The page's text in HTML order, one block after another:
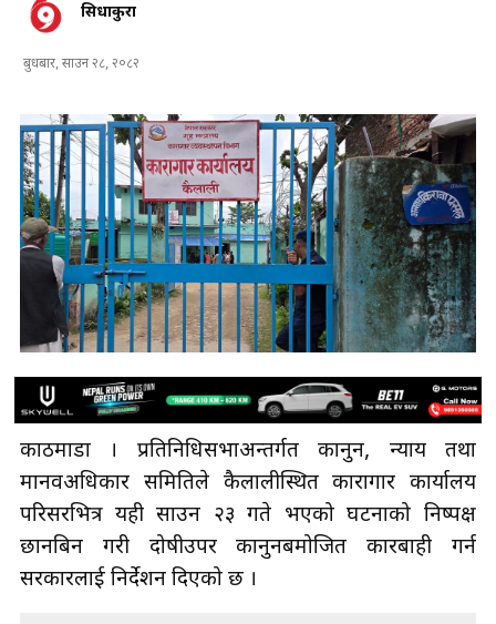
सिधाकुरा
बुधबार, साउन २८, २०८२
काठमाडौँ । प्रतिनिधिसभाअन्तर्गत कानुन, न्याय तथा
मानवअधिकार समितिले कैलालीस्थित कारागार कार्यालय
परिसरभित्र यही साउन २३ गते भएको घटनाको निष्पक्ष
छानबिन गरी दोषीउपर कानुनबमोजित कारबाही गर्न
सरकारलाई निर्देशन दिएको छ ।